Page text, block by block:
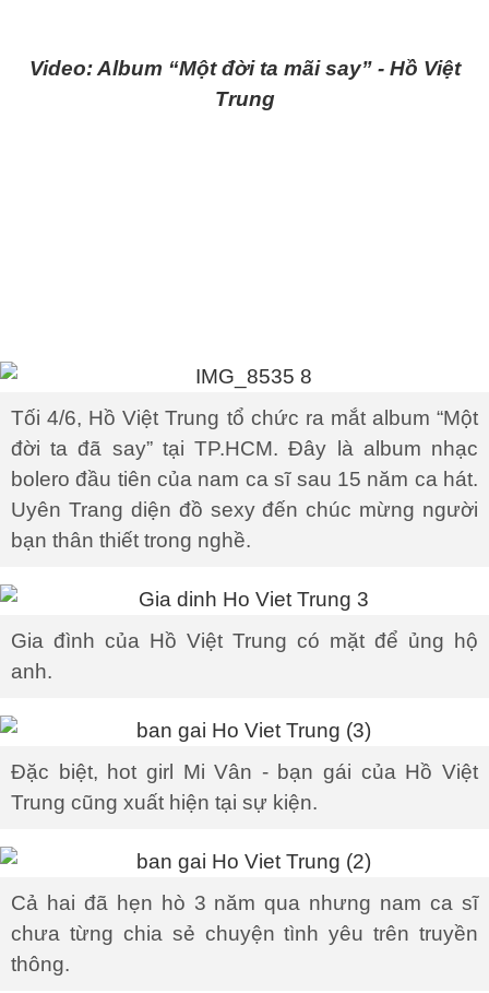
Video: Album “Một đời ta mãi say” - Hồ Việt
Trung
Tối 4/6, Hồ Việt Trung tổ chức ra mắt album “Một
đời ta đã say” tại TP.HCM. Đây là album nhạc
bolero đầu tiên của nam ca sĩ sau 15 năm ca hát.
Uyên Trang diện đồ sexy đến chúc mừng người
bạn thân thiết trong nghề.
Gia đình của Hồ Việt Trung có mặt để ủng hộ
anh.
Đặc biệt, hot girl Mi Vân - bạn gái của Hồ Việt
Trung cũng xuất hiện tại sự kiện.
Cả hai đã hẹn hò 3 năm qua nhưng nam ca sĩ
chưa từng chia sẻ chuyện tình yêu trên truyền
thông.